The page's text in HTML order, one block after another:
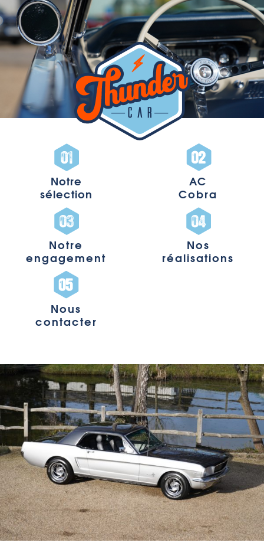
Notre
sélection
AC
Cobra
Notre
engagement
Nos
réalisations
Nous
contacter